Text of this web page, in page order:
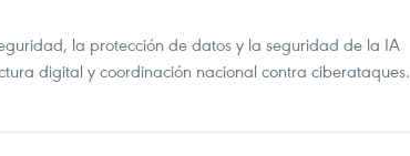
la protección de datos y la seguridad de la IA
digital y coordinación nacional contra ciberataques.